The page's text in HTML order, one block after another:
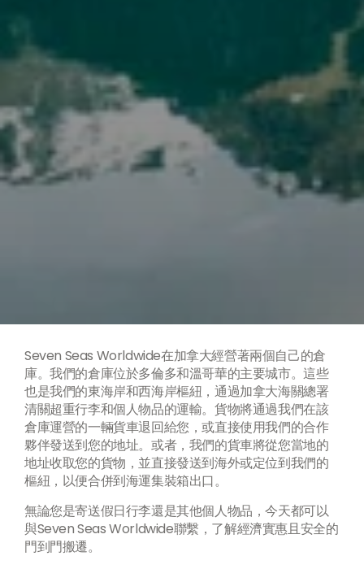
Seven Seas Worldwide在加拿大經營著兩個自己的倉
庫。我們的倉庫位於多倫多和溫哥華的主要城市。這些
也是我們的東海岸和西海岸樞紐，通過加拿大海關總署
清關超重行李和個人物品的運輸。貨物將通過我們在該
倉庫運營的一輛貨車退回給您，或直接使用我們的合作
夥伴發送到您的地址。或者，我們的貨車將從您當地的
地址收取您的貨物，並直接發送到海外或定位到我們的
樞紐，以便合併到海運集裝箱出口。
無論您是寄送假日行李還是其他個人物品，今天都可以
與Seven Seas Worldwide聯繫，了解經濟實惠且安全的
門到門搬遷。